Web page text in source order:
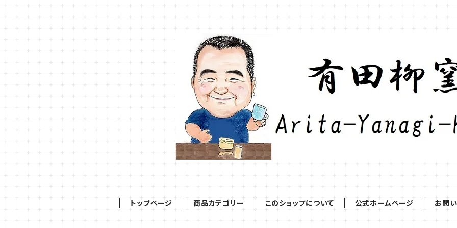
トップページ 商品カテゴリー このショップについて 公式ホームページ お問